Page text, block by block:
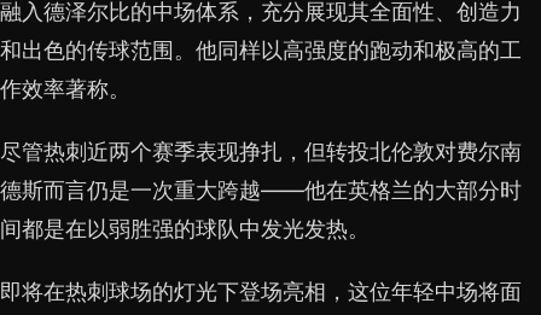
融入德泽尔比的中场体系，充分展现其全面性、创造力
和出色的传球范围。他同样以高强度的跑动和极高的工
作效率著称。
尽管热刺近两个赛季表现挣扎，但转投北伦敦对费尔南
德斯而言仍是一次重大跨越——他在英格兰的大部分时
间都是在以弱胜强的球队中发光发热。
即将在热刺球场的灯光下登场亮相，这位年轻中场将面